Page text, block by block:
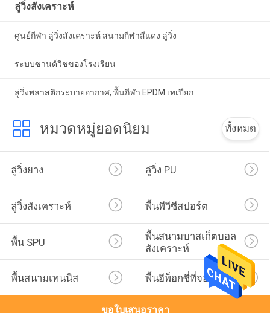
ลู่วิ่งสังเคราะห์
ศูนย์กีฬา ลู่วิ่งสังเคราะห์ สนามกีฬาสีแดง ลู่วิ่ง
ระบบซานด์วิชของโรงเรียน
ลู่วิ่งพลาสติกระบายอากาศ, พื้นกีฬา EPDM เทเปียก
หมวดหมู่ยอดนิยม ทั้งหมด
ลู่วิ่งยาง ลู่วิ่ง PU
ลู่วิ่งสังเคราะห์ พื้นพีวีซีสปอร์ต
พื้น SPU
พื้นสนามบาสเก็ตบอล
สังเคราะห์
พื้นสนามเทนนิส พื้นอีพ็อกซี่ที่จอดรถ
ขอใบเสนอราคา